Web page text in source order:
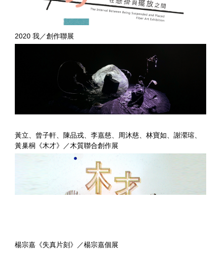
2020 我／創作聯展
黃立、曾子軒、陳品戎、李嘉慈、周沐慈、林寶如、謝瀠瑢、
黃巢桐《木才》／木質聯合創作展
楊宗嘉《失真片刻》／楊宗嘉個展